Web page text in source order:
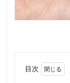
目次